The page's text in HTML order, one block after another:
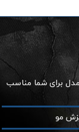
مدل برای شما مناسب
مو